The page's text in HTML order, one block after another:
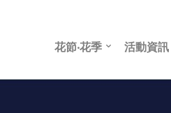
花節‧花季 活動資訊